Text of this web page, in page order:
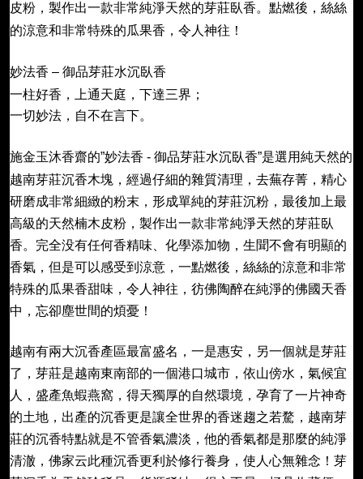
皮粉，製作出一款非常純淨天然的芽莊臥香。點燃後，絲絲
的涼意和非常特殊的瓜果香，令人神往！
妙法香 – 御品芽莊水沉臥香
一柱好香，上通天庭，下達三界；
一切妙法，自不在言下。
施金玉沐香齋的”妙法香 - 御品芽莊水沉臥香”是選用純天然的
越南芽莊沉香木塊，經過仔細的雜質清理，去蕪存菁，精心
研磨成非常細緻的粉末，形成單純的芽莊沉粉，最後加上最
高級的天然楠木皮粉，製作出一款非常純淨天然的芽莊臥
香。完全没有任何香精味、化學添加物，生聞不會有明顯的
香氣，但是可以感受到涼意，一點燃後，絲絲的涼意和非常
特殊的瓜果香甜味，令人神往，彷佛陶醉在純淨的佛國天香
中，忘卻塵世間的煩憂！
越南有兩大沉香產區最富盛名，一是惠安，另一個就是芽莊
了，芽莊是越南東南部的一個港口城市，依山傍水，氣候宜
人，盛產魚蝦燕窩，得天獨厚的自然環境，孕育了一片神奇
的土地，出產的沉香更是讓全世界的香迷趨之若騖，越南芽
莊的沉香特點就是不管香氣濃淡，他的香氣都是那麼的純淨
清澈，佛家云此種沉香更利於修行養身，使人心無雜念！芽